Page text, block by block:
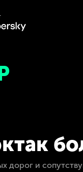
дорог и